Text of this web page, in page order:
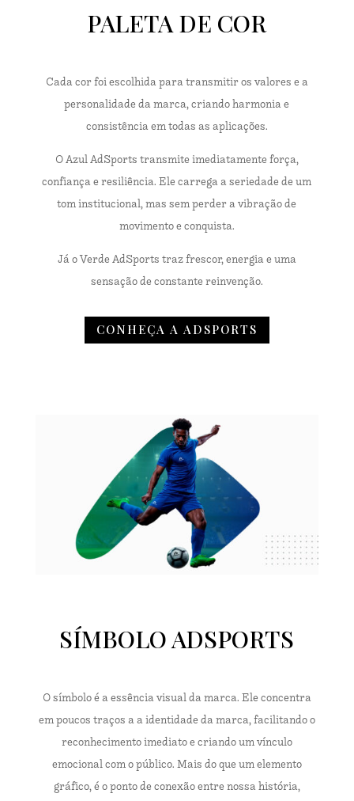
PALETA DE COR
Cada cor foi escolhida para transmitir os valores e a
personalidade da marca, criando harmonia e
consistência em todas as aplicações.
O Azul AdSports transmite imediatamente força,
confiança e resiliência. Ele carrega a seriedade de um
tom institucional, mas sem perder a vibração de
movimento e conquista.
Já o Verde AdSports traz frescor, energia e uma
sensação de constante reinvenção.
CONHEÇA A ADSPORTS
SÍMBOLO ADSPORTS
O símbolo é a essência visual da marca. Ele concentra
em poucos traços a a identidade da marca, facilitando o
reconhecimento imediato e criando um vínculo
emocional com o público. Mais do que um elemento
gráfico, é o ponto de conexão entre nossa história,